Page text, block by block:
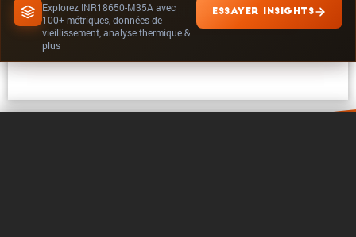
Explorez INR18650-M35A avec
100+ métriques, données de
vieillissement, analyse thermique &
plus
ESSAYER INSIGHTS
EXPLORER DANS INSIGHTS